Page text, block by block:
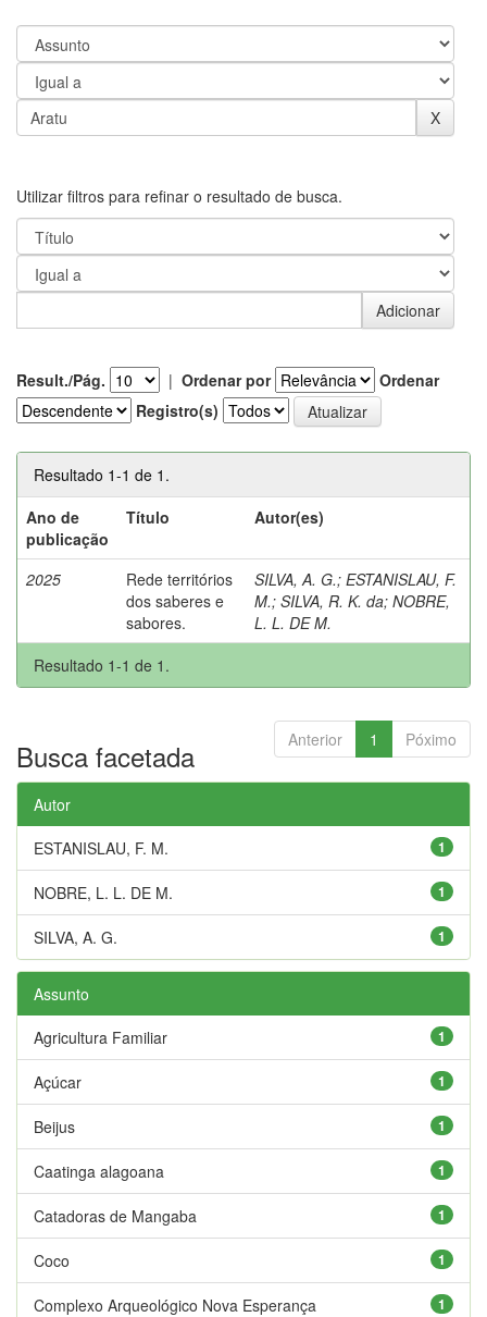
Utilizar filtros para refinar o resultado de busca.
Result./Pág. | Ordenar por
Ordenar
Registro(s)
Resultado 1-1 de 1.
Ano de
publicação
Título Autor(es)
2025
Rede territórios
dos saberes e
sabores.
SILVA, A. G.; ESTANISLAU, F.
M.; SILVA, R. K. da; NOBRE,
L. L. DE M.
Resultado 1-1 de 1.
Anterior 1 Póximo
Busca facetada
Autor
1
ESTANISLAU, F. M.
1
NOBRE, L. L. DE M.
1
SILVA, A. G.
Assunto
1
Agricultura Familiar
1
Açúcar
1
Beijus
1
Caatinga alagoana
1
Catadoras de Mangaba
1
Coco
1
Complexo Arqueológico Nova Esperança